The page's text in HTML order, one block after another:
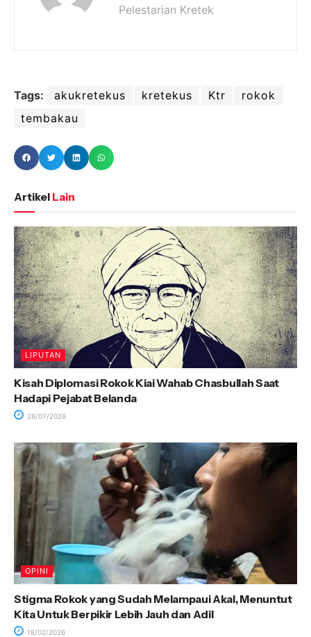
Pelestarian Kretek
Tags: akukretekus kretekus Ktr
rokok
tembakau
Artikel Lain
LIPUTAN
Kisah Diplomasi Rokok Kiai Wahab Chasbullah Saat
Hadapi Pejabat Belanda
28/07/2026
OPINI
Stigma Rokok yang Sudah Melampaui Akal, Menuntut
Kita Untuk Berpikir Lebih Jauh dan Adil
18/02/2026